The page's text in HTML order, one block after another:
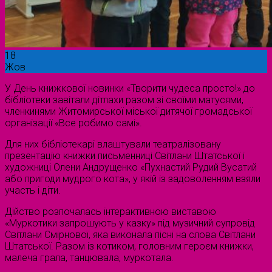
18
Жов
У День книжкової новинки «Творити чудеса просто!» до
бібліотеки завітали дітлахи разом зі своїми матусями,
членкинями Житомирської міської дитячої громадської
організації «Все робимо самі».
Для них бібліотекарі влаштували театралізовану
презентацію книжки письменниці Світлани Штатської і
художниці Олени Андрущенко «Пухнастий Рудий Вусатий
або пригоди мудрого кота», у якій із задоволенням взяли
участь і діти.
Дійство розпочалась інтерактивною виставою
«Муркотики запрошують у казку» під музичний супровід
Світлани Смірнової, яка виконала пісні на слова Світлани
Штатської. Разом із котиком, головним героєм книжки,
малеча грала, танцювала, муркотала.